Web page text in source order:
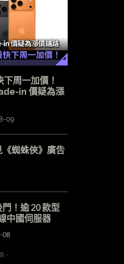
周一加價！
in 價疑為漲
09
蜘蛛俠》廣告
！逾 20 款型
中國伺服器
08
-